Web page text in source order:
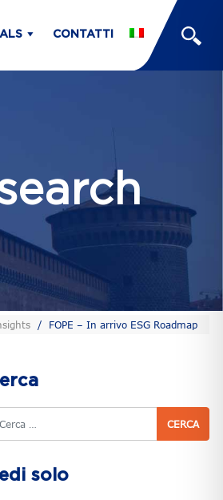
CONTATTI
/ FOPE – In arrivo ESG Roadmap
Cerca
solo